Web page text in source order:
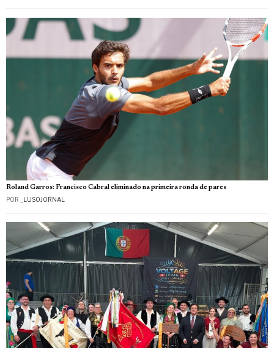
Roland Garros: Francisco Cabral eliminado na primeira ronda de pares
POR _LUSOJORNAL